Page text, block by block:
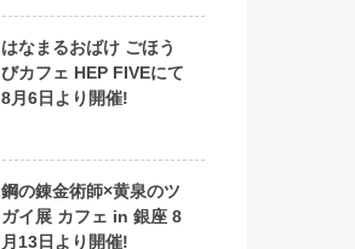
はなまるおばけ ごほう
びカフェ HEP FIVEにて
8月6日より開催!
鋼の錬金術師×黄泉のツ
ガイ展 カフェ in 銀座 8
月13日より開催!